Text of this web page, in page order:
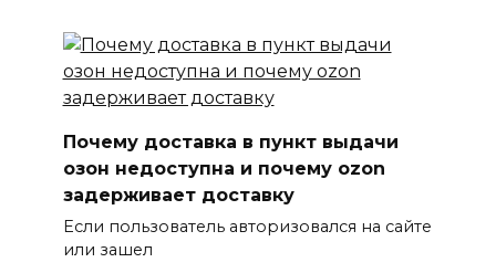
Почему доставка в пункт выдачи
озон недоступна и почему ozon
задерживает доставку
Если пользователь авторизовался на сайте
или зашел